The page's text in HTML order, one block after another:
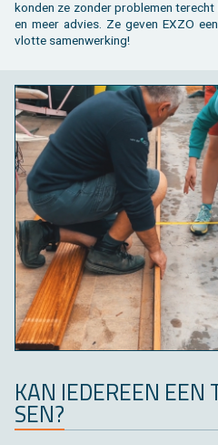
kon­den ze zon­der pro­ble­men
en meer ad­vies. Ze geven EXZO
vlot­te sa­men­wer­king!
KAN IE­DER­EEN
SEN?